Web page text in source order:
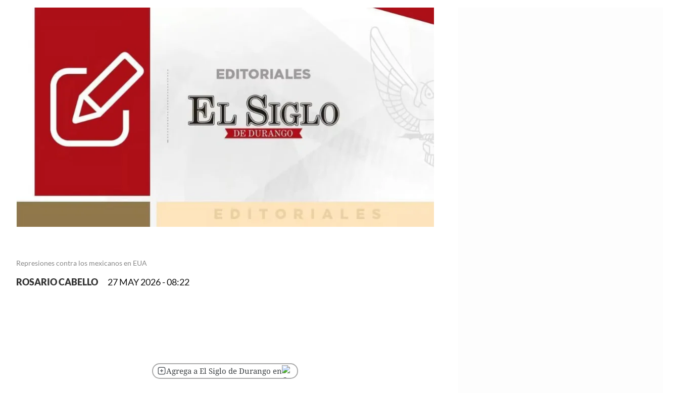
Represiones contra los mexicanos en EUA
ROSARIO CABELLO 27 MAY 2026 - 08:22
Agrega a El Siglo de Durango en